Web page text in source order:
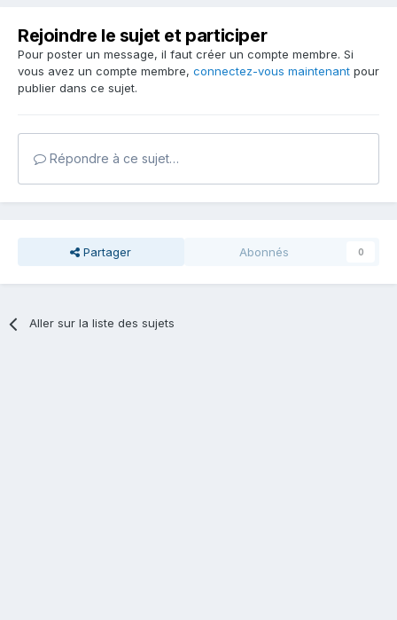
Rejoindre le sujet et participer
Pour poster un message, il faut créer un compte membre. Si
vous avez un compte membre, connectez-vous maintenant pour
publier dans ce sujet.
Répondre à ce sujet…
Partager Abonnés 0
Aller sur la liste des sujets